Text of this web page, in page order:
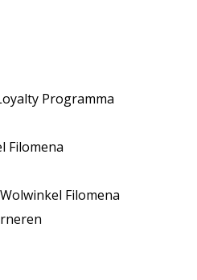
Programma
Filomena
Filomena